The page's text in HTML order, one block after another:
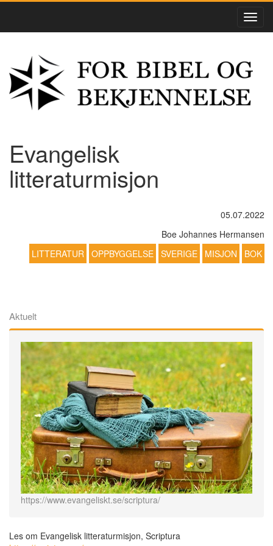
Evangelisk
litteraturmisjon
05.07.2022
Boe Johannes Hermansen
LITTERATUR OPPBYGGELSE SVERIGE MISJON BOK
Aktuelt
https://www.evangeliskt.se/scriptura/
Les om Evangelisk litteraturmisjon, Scriptura